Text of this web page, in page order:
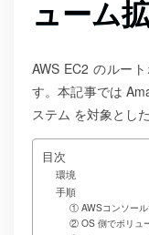
ューム
AWS EC2 のルー
す。本記事では
ステム を対象とし
目次
環境
手順
① AWSコンソー
② OS 側でボリュ